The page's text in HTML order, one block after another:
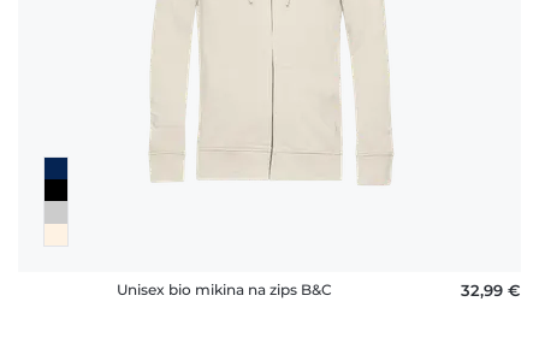
Unisex bio mikina na zips B&C 32,99 €